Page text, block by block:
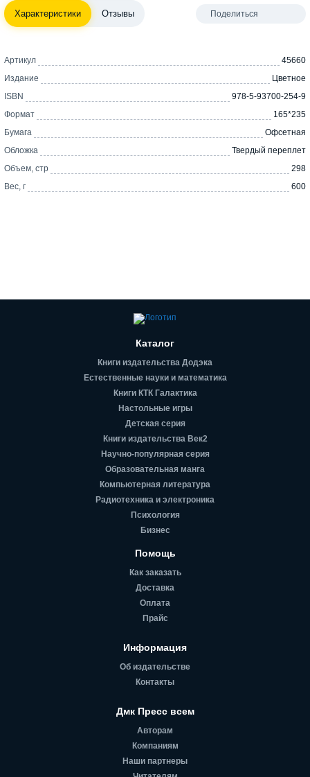
Характеристики Отзывы Поделиться
Артикул
45660
Издание
Цветное
ISBN
978-5-93700-254-9
Формат
165*235
Бумага
Офсетная
Обложка
Твердый переплет
Объем, стр
298
Вес, г
600
Каталог
Книги издательства Додэка
Естественные науки и математика
Книги КТК Галактика
Настольные игры
Детская серия
Книги издательства Век2
Научно-популярная серия
Образовательная манга
Компьютерная литература
Радиотехника и электроника
Психология
Бизнес
Помощь
Как заказать
Доставка
Оплата
Прайс
Информация
Об издательстве
Контакты
Дмк Пресс всем
Авторам
Компаниям
Наши партнеры